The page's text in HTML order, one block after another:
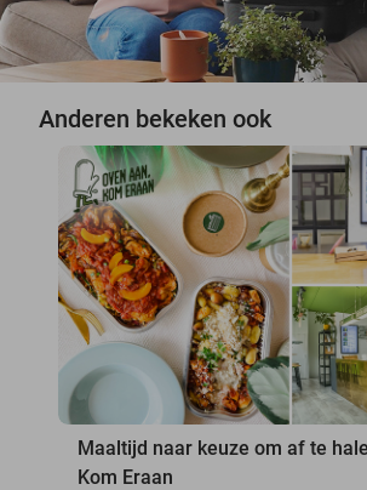
Anderen bekeken ook
Maaltijd naar keuze om af te
Kom Eraan